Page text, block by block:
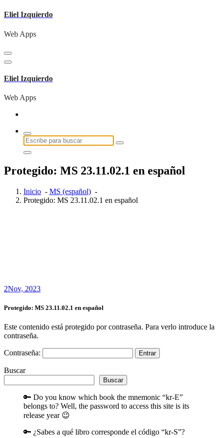
Saltar
contenido
Eliel Izquierdo
Web Apps
Eliel Izquierdo
Web Apps
Buscar:
Protegido: MS 23.11.02.1 en español
Inicio - MS (español) -
Protegido: MS 23.11.02.1 en español
2Nov, 2023
Protegido: MS 23.11.02.1 en español
Este contenido está protegido por contraseña. Para verlo introduce la
contraseña.
Contraseña:
Buscar
Buscar
🔑 Do you know which book the mnemonic “kr-E”
belongs to? Well, the password to access this site is its
release year 😉
🔑 ¿Sabes a qué libro corresponde el código “kr-S”?